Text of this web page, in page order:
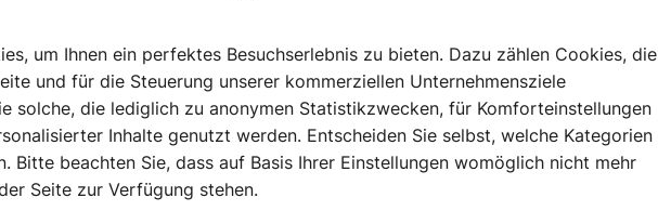
und das Ei, bis eine cremige
hinzu.
und rolle jedes Stück zu einer
aus. Lege eine Teigscheibe auf ein mit
Rand mit verrührtem Ei bestreichen.
und füge die Bohne einige Zentimeter
um Ihnen ein perfektes Besuchserlebnis zu bieten. Dazu zählen Cookies, die
und für die Steuerung unserer kommerziellen Unternehmensziele
solche, die lediglich zu anonymen Statistikzwecken, für Komforteinstellungen
Inhalte genutzt werden. Entscheiden Sie selbst, welche Kategorien
Bitte beachten Sie, dass auf Basis Ihrer Einstellungen womöglich nicht mehr
Seite zur Verfügung stehen.